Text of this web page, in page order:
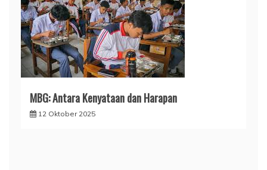
MBG: Antara Kenyataan dan Harapan
12 Oktober 2025